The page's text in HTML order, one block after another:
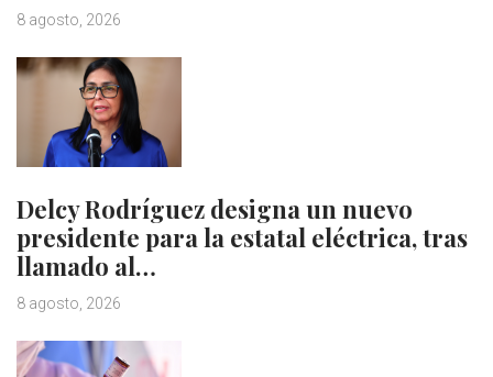
8 agosto, 2026
Delcy Rodríguez designa un nuevo
presidente para la estatal eléctrica, tras
llamado al…
8 agosto, 2026